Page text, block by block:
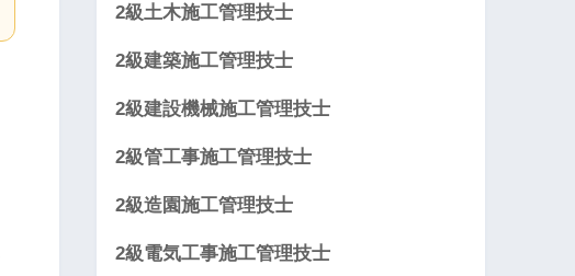
2級土木施工管理技士
2級建築施工管理技士
2級建設機械施工管理技士
2級管工事施工管理技士
2級造園施工管理技士
2級電気工事施工管理技士